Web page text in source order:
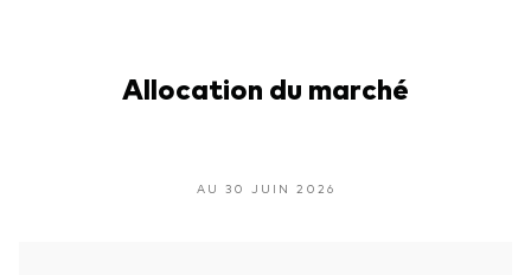
Allocation du marché
AU 30 JUIN 2026